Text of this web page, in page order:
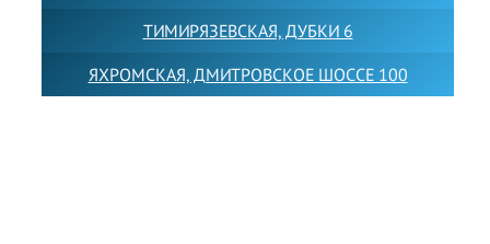
ТИМИРЯЗЕВСКАЯ, ДУБКИ 6
ЯХРОМСКАЯ, ДМИТРОВСКОЕ ШОССЕ 100